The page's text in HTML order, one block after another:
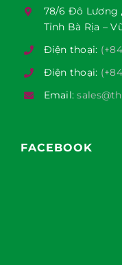
78/6 Đô Lương
Tỉnh Bà Rịa –
Điện thoại:
Điện thoại:
Email:
FACEBOOK